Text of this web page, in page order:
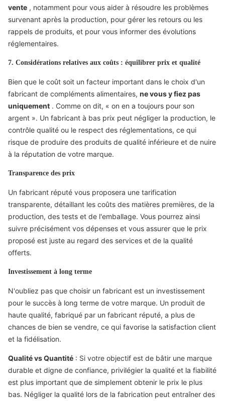
vente , notamment pour vous aider à résoudre les problèmes
survenant après la production, pour gérer les retours ou les
rappels de produits, et pour vous informer des évolutions
réglementaires.
7. Considérations relatives aux coûts : équilibrer prix et qualité
Bien que le coût soit un facteur important dans le choix d'un
fabricant de compléments alimentaires, ne vous y fiez pas
uniquement . Comme on dit, « on en a toujours pour son
argent ». Un fabricant à bas prix peut négliger la production, le
contrôle qualité ou le respect des réglementations, ce qui
risque de produire des produits de qualité inférieure et de nuire
à la réputation de votre marque.
Transparence des prix
Un fabricant réputé vous proposera une tarification
transparente, détaillant les coûts des matières premières, de la
production, des tests et de l'emballage. Vous pourrez ainsi
suivre précisément vos dépenses et vous assurer que le prix
proposé est juste au regard des services et de la qualité
offerts.
Investissement à long terme
N'oubliez pas que choisir un fabricant est un investissement
pour le succès à long terme de votre marque. Un produit de
haute qualité, fabriqué par un fabricant réputé, a plus de
chances de bien se vendre, ce qui favorise la satisfaction client
et la fidélisation.
Qualité vs Quantité : Si votre objectif est de bâtir une marque
durable et digne de confiance, privilégier la qualité et la fiabilité
est plus important que de simplement obtenir le prix le plus
bas. Négliger la qualité lors de la fabrication peut entraîner des